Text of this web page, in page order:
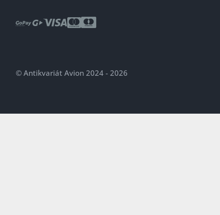
© Antikvariát Avion 2024 - 2026